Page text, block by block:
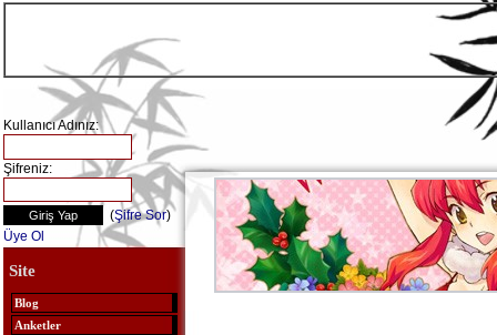
Kullanıcı Adınız:
Şifreniz:
(Şifre Sor)
Üye Ol
Site
Blog
Anketler